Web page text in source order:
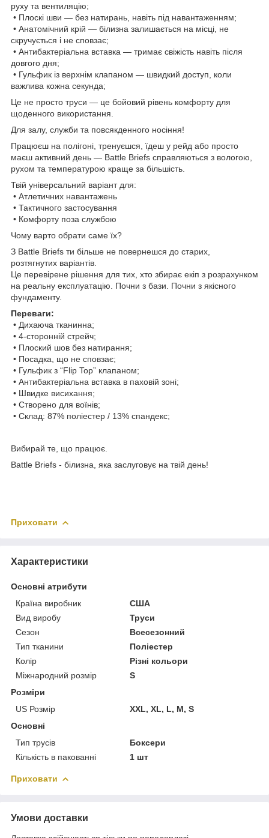
руху та вентиляцію;
• Плоскі шви — без натирань, навіть під навантаженням;
• Анатомічний крій — білизна залишається на місці, не
скручується і не сповзає;
• Антибактеріальна вставка — тримає свіжість навіть після
довгого дня;
• Гульфик із верхнім клапаном — швидкий доступ, коли
важлива кожна секунда;
Це не просто труси — це бойовий рівень комфорту для
щоденного використання.
Для залу, служби та повсякденного носіння!
Працюєш на полігоні, тренуєшся, їдеш у рейд або просто
маєш активний день — Battle Briefs справляються з вологою,
рухом та температурою краще за більшість.
Твій універсальний варіант для:
• Атлетичних навантажень
• Тактичного застосування
• Комфорту поза службою
Чому варто обрати саме їх?
З Battle Briefs ти більше не повернешся до старих,
розтягнутих варіантів.
Це перевірене рішення для тих, хто збирає екіп з розрахунком
на реальну експлуатацію. Почни з бази. Почни з якісного
фундаменту.
Переваги:
• Дихаюча тканинна;
• 4-сторонній стрейч;
• Плоский шов без натирання;
• Посадка, що не сповзає;
• Гульфик з “Flip Top” клапаном;
• Антибактеріальна вставка в паховій зоні;
• Швидке висихання;
• Створено для воїнів;
• Склад: 87% поліестер / 13% спандекс;
Вибирай те, що працює.
Battle Briefs - білизна, яка заслуговує на твій день!
Приховати
Характеристики
Основні атрибути
Країна виробник
США
Вид виробу
Труси
Сезон
Всесезонний
Тип тканини
Поліестер
Колір
Різні кольори
Міжнародний розмір
S
Розміри
US Розмір
XXL, XL, L, M, S
Основні
Тип трусів
Боксери
Кількість в пакованні
1 шт
Приховати
Умови доставки